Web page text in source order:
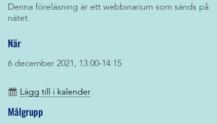
Denna föreläsning är ett webbinarium som sänds på
nätet.
När
6 december 2021, 13:00-14:15
Lägg till i kalender
Målgrupp